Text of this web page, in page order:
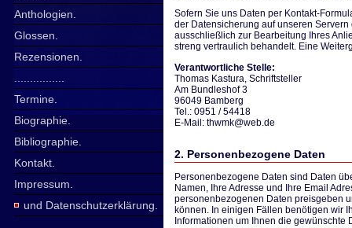
Anthologien
Glossen
Rezensionen
Termine
Biographie
Bibliographie
Kontakt
Impressum
und Datenschutzerklärung
Sofern Sie uns Daten per Kontakt-
der Datensicherung auf unseren
ausschließlich zur Bearbeitung Ihres
streng vertraulich behandelt. Eine
Verantwortliche Stelle:
Thomas Kastura, Schriftsteller
Am Bundleshof 3
96049 Bamberg
Tel.: 0951 / 54418
E-Mail: thwmk@web.de
2. Personenbezogene Daten
Personenbezogene Daten sind Daten
Namen, Ihre Adresse und Ihre Email
personenbezogenen Daten preisgeben
können. In einigen Fällen benötigen wir
Informationen um Ihnen die